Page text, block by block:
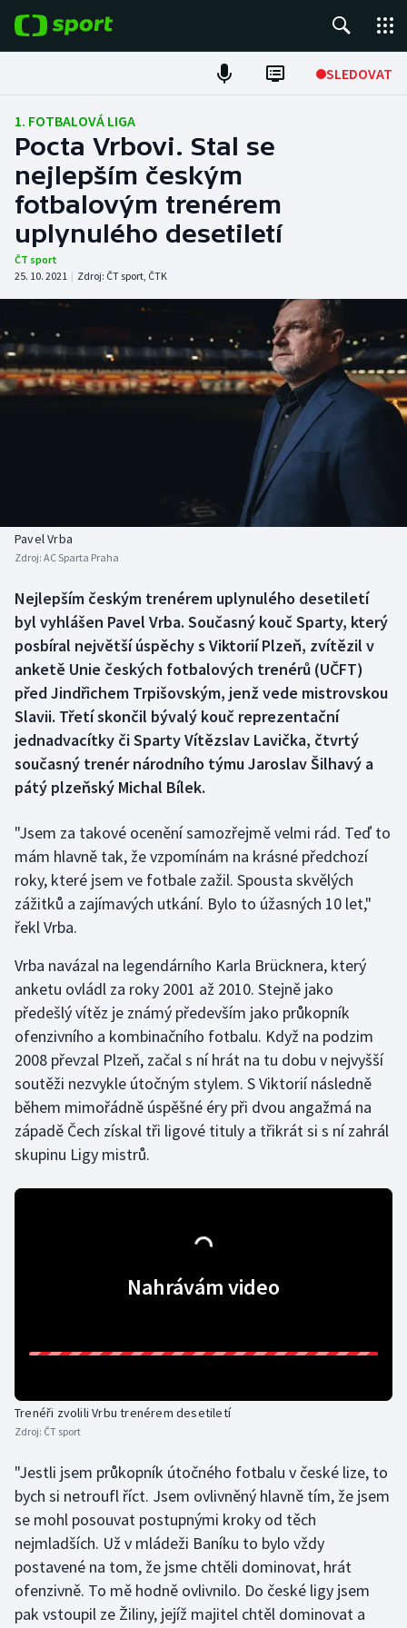
SLEDOVAT
Fotbal
Hokej
Tenis
Atletika
DALŠÍ SPORTY
Americký fotbal
Boby a skeleton
Box
Curling
Florbal
Futsal
Gymnastika
Házená
Judo
Krasobruslení
Lezení
Lyže a snowboard
Moderní pětiboj
Ragby
Rychlobruslení
Rychlostní kanoistika
Short track
Sportovní střelba
NEPŘEHLÉDNĚTE
AZ kvíz
1. FOTBALOVÁ LIGA
Pocta Vrbovi. Stal se
nejlepším českým
fotbalovým trenérem
uplynulého desetiletí
ČT sport
25. 10. 2021 | Zdroj: ČT sport, ČTK
Pavel Vrba
Zdroj: AC Sparta Praha
Nejlepším českým trenérem uplynulého desetiletí
byl vyhlášen Pavel Vrba. Současný kouč Sparty, který
posbíral největší úspěchy s Viktorií Plzeň, zvítězil v
anketě Unie českých fotbalových trenérů (UČFT)
před Jindřichem Trpišovským, jenž vede mistrovskou
Slavii. Třetí skončil bývalý kouč reprezentační
jednadvacítky či Sparty Vítězslav Lavička, čtvrtý
současný trenér národního týmu Jaroslav Šilhavý a
pátý plzeňský Michal Bílek.
"Jsem za takové ocenění samozřejmě velmi rád. Teď to
mám hlavně tak, že vzpomínám na krásné předchozí
roky, které jsem ve fotbale zažil. Spousta skvělých
zážitků a zajímavých utkání. Bylo to úžasných 10 let,"
řekl Vrba.
Vrba navázal na legendárního Karla Brücknera, který
anketu ovládl za roky 2001 až 2010. Stejně jako
předešlý vítěz je známý především jako průkopník
ofenzivního a kombinačního fotbalu. Když na podzim
2008 převzal Plzeň, začal s ní hrát na tu dobu v nejvyšší
soutěži nezvykle útočným stylem. S Viktorií následně
během mimořádně úspěšné éry při dvou angažmá na
západě Čech získal tři ligové tituly a třikrát si s ní zahrál
skupinu Ligy mistrů.
Nahrávám video
Trenéři zvolili Vrbu trenérem desetiletí
Zdroj: ČT sport
"Jestli jsem průkopník útočného fotbalu v české lize, to
bych si netroufl říct. Jsem ovlivněný hlavně tím, že jsem
se mohl posouvat postupnými kroky od těch
nejmladších. Už v mládeži Baníku to bylo vždy
postavené na tom, že jsme chtěli dominovat, hrát
ofenzivně. To mě hodně ovlivnilo. Do české ligy jsem
pak vstoupil ze Žiliny, jejíž majitel chtěl dominovat a